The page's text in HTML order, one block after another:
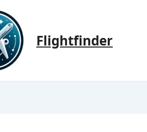
Flightfinder